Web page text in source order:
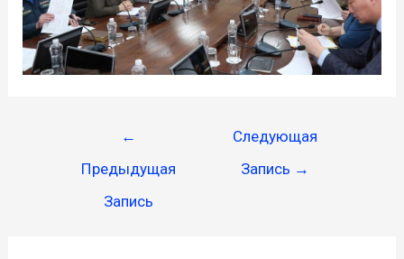
←
Предыдущая
Запись
Следующая
Запись →